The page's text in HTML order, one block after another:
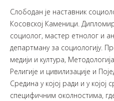
Слободан је наставник
Косовској Каменици.
социолог, мастер етнолог и
департману за социологију.
медији и култура,
Религије и цивилизације и
Средина у којој ради и у којој
специфичним околностима,